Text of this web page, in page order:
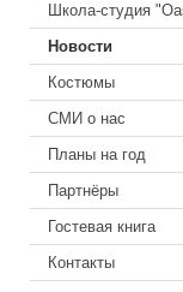
Школа-студия
Новости
Костюмы
СМИ о нас
Планы на год
Партнёры
Гостевая книга
Контакты